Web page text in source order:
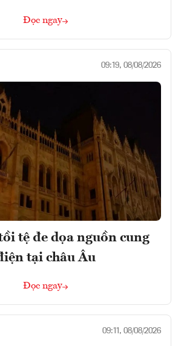
Đọc ngay
09:19, 08/08/2026
tệ đe dọa nguồn cung
tại châu Âu
Đọc ngay
09:11, 08/08/2026